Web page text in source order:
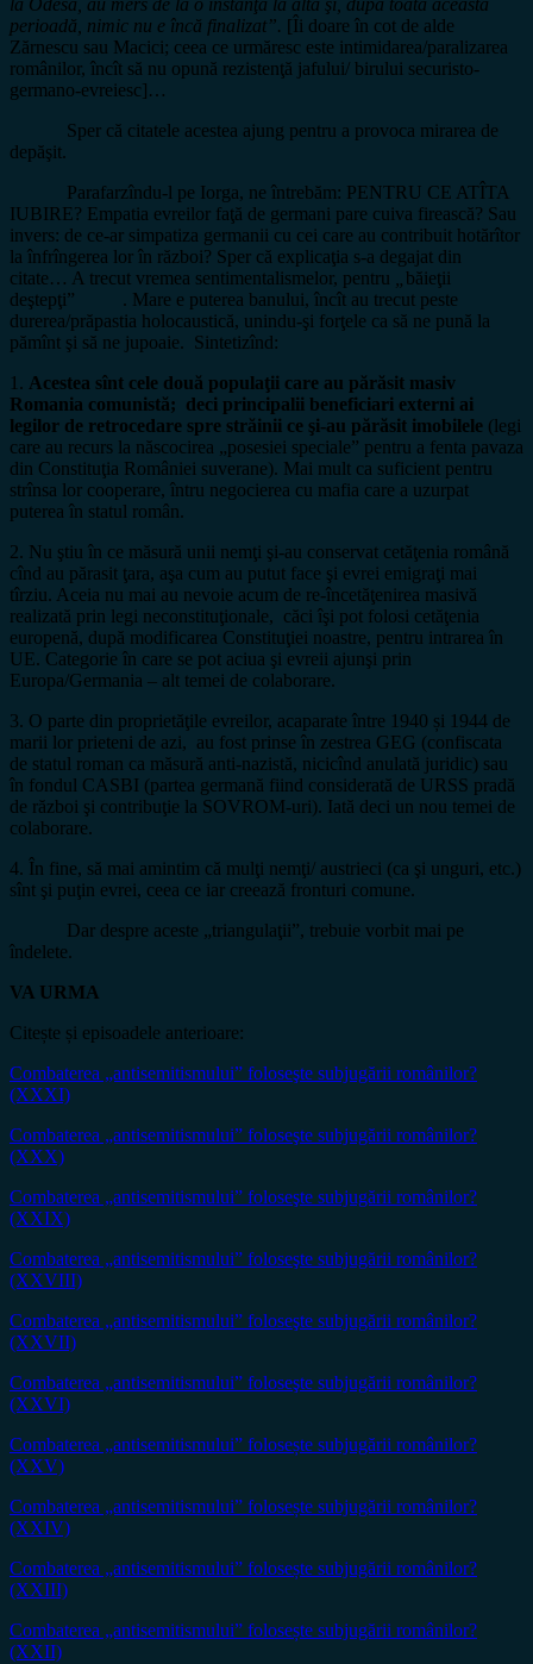
la Odesa, au mers de la o instanţă la alta şi, după toată această
perioadă, nimic nu e încă finalizat”. [Îi doare în cot de alde
Zărnescu sau Macici; ceea ce urmăresc este intimidarea/paralizarea
românilor, încît să nu opună rezistenţă jafului/ birului securisto-
germano-evreiesc]…
Sper că citatele acestea ajung pentru a provoca mirarea de
depăşit.
Parafarzîndu-l pe Iorga, ne întrebăm: PENTRU CE ATÎTA
IUBIRE? Empatia evreilor faţă de germani pare cuiva firească? Sau
invers: de ce-ar simpatiza germanii cu cei care au contribuit hotărîtor
la înfrîngerea lor în război? Sper că explicaţia s-a degajat din
citate… A trecut vremea sentimentalismelor, pentru
băieţii
deştepţi” . Mare e puterea banului, încît au trecut peste
durerea/prăpastia holocaustică, unindu-şi forţele ca să ne pună la
pămînt şi să ne jupoaie. Sintetizînd:
1. Acestea sînt cele două populaţii care au părăsit masiv
Romania comunistă; deci principalii beneficiari externi ai
legilor de retrocedare spre străinii ce şi-au părăsit imobilele (legi
care au recurs la născocirea „posesiei speciale” pentru a fenta pavaza
din Constituţia României suverane). Mai mult ca suficient pentru
strînsa lor cooperare, întru negocierea cu mafia care a uzurpat
puterea în statul român.
2. Nu ştiu în ce măsură unii nemţi şi-au conservat cetăţenia română
cînd au părasit ţara, aşa cum au putut face şi evrei emigraţi mai
tîrziu. Aceia nu mai au nevoie acum de re-încetăţenirea masivă
realizată prin legi neconstituţionale, căci îşi pot folosi cetăţenia
europenă, după modificarea Constituţiei noastre, pentru intrarea în
UE. Categorie în care se pot aciua şi evreii ajunşi prin
Europa/Germania – alt temei de colaborare.
3. O parte din proprietăţile evreilor, acaparate între 1940 și 1944 de
marii lor prieteni de azi, au fost prinse în zestrea GEG (confiscata
de statul roman ca măsură anti-nazistă, nicicînd anulată juridic) sau
în fondul CASBI (partea germană fiind considerată de URSS pradă
de război şi contribuţie la SOVROM-uri). Iată deci un nou temei de
colaborare.
4. În fine, să mai amintim că mulţi nemţi/ austrieci (ca şi unguri, etc.)
sînt şi puţin evrei, ceea ce iar creează fronturi comune.
Dar despre aceste „triangulaţii”, trebuie vorbit mai pe
îndelete.
VA URMA
Citește și episoadele anterioare:
Combaterea „antisemitismului” foloseşte subjugării românilor?
(XXXI)
Combaterea „antisemitismului” foloseşte subjugării românilor?
(XXX)
Combaterea „antisemitismului” foloseşte subjugării românilor?
(XXIX)
Combaterea „antisemitismului” foloseşte subjugării românilor?
(XXVIII)
Combaterea „antisemitismului” foloseşte subjugării românilor?
(XXVII)
Combaterea „antisemitismului” foloseşte subjugării românilor?
(XXVI)
Combaterea „antisemitismului” folosește subjugării românilor?
(XXV)
Combaterea „antisemitismului” folosește subjugării românilor?
(XXIV)
Combaterea „antisemitismului” folosește subjugării românilor?
(XXIII)
Combaterea „antisemitismului” folosește subjugării românilor?
(XXII)